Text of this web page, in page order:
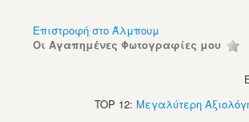
Επιστροφή στο Άλμπουμ
Οι Αγαπημένες Φωτογραφίες μου
TOP 12: Μεγαλύτερη